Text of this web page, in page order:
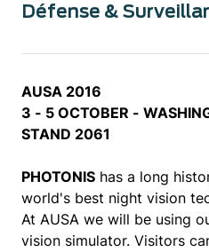
Défense &
AUSA 2016
3 - 5 OCTOBER -
STAND 2061
PHOTONIS has a long
world's best night vision
At AUSA we will be using
vision simulator. Visitors